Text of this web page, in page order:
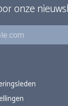
onze